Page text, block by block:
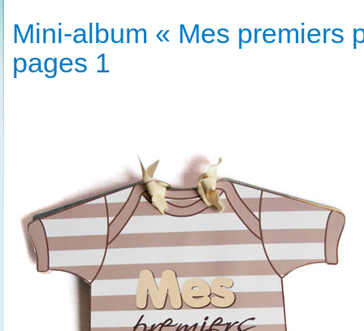
Mini-album « Mes premiers
pages 1